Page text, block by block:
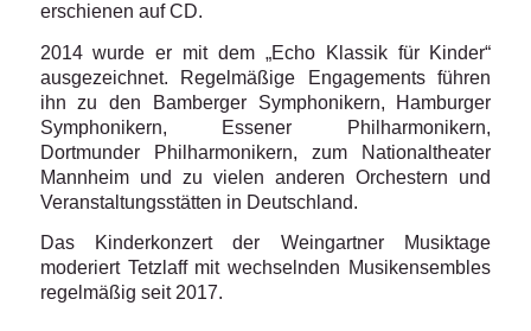
erschienen auf CD.
2014 wurde er mit dem „Echo Klassik für Kinder“
ausgezeichnet. Regelmäßige Engagements führen
ihn zu den Bamberger Symphonikern, Hamburger
Symphonikern, Essener Philharmonikern,
Dortmunder Philharmonikern, zum Nationaltheater
Mannheim und zu vielen anderen Orchestern und
Veranstaltungsstätten in Deutschland.
Das Kinderkonzert der Weingartner Musiktage
moderiert Tetzlaff mit wechselnden Musikensembles
regelmäßig seit 2017.